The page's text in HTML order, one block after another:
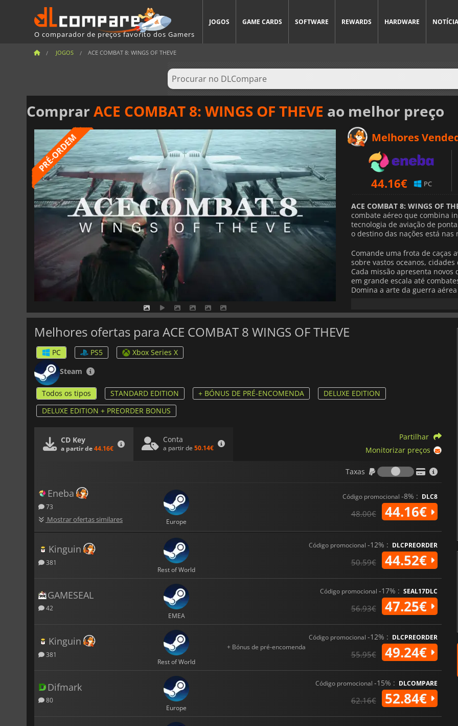
O comparador de preços favorito dos Gamers
JOGOS GAME CARDS SOFTWARE REWARDS HARDWARE
JOGOS ACE COMBAT 8: WINGS OF THEVE
Comprar ACE COMBAT 8: WINGS OF THEVE ao melhor preço
Melhores
44.16€ PC
ACE COMBAT 8: WINGS OF
combate aéreo que combina
tecnologia de aviação de
o destino das nações está
Comande uma frota de caças
sobre vastos oceanos,
Cada missão apresenta novos
em grande escala até
Domina a arte da guerra
mudança e tomas decisões
Para além do campo de
vidas dos pilotos e
seu esquadrão, enfrente as
coragem, ambição e
profundidade emocional a
Com visuais impressionantes
vivos do que nunca.
e sequências de combate
intensidade que o coloca
Quer voe sozinho pela
» oferece
leve as suas habilidades ao
Melhores ofertas para ACE COMBAT 8 WINGS OF THEVE
PC PS5
Xbox Series X
Steam
Todos os tipos STANDARD EDITION + BÓNUS DE PRÉ-ENCOMENDA
DELUXE EDITION
DELUXE EDITION + PREORDER BONUS
CD Key
a partir de44.16€
Conta
a partir de 50.14€
Partilhar
Monitorizar preços
Taxas
Taxas
Eneba
73
Mostrar ofertas similares Europe
Código promocional -8% : DLC8
48.00€ 44.16€
Kinguin
381
Rest of World
Código promocional -12% : DLCPREORDER
50.59€ 44.52€
GAMESEAL
42
EMEA
Código promocional -17% : SEAL17DLC
56.93€ 47.25€
Kinguin
381
Rest of World
+ Bónus de pré-encomenda
Código promocional -12% : DLCPREORDER
55.95€ 49.24€
Difmark
80
Europe
Código promocional -15% : DLCOMPARE
62.16€ 52.84€